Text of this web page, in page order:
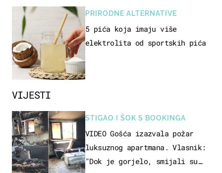
VIJESTI
STIGAO I ŠOK S BOOKINGA
VIDEO Gošća izazvala požar
luksuznog apartmana. Vlasnik:
"Dok je gorjelo, smijali su
PRIRODNE ALTERNATIVE
5 pića koja imaju više
elektrolita od sportskih pića